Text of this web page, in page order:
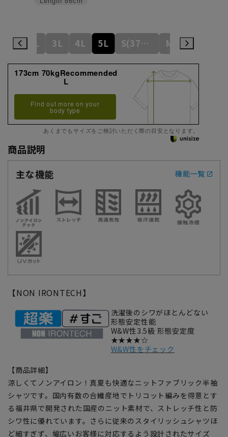
LL 3L 4L 5L S(37cm) M(39cm)
173cm 70kgRecommended
L
Find out more on your
body type
あくまでもサイズをご検討いただく際の目安となります。
商品説明
主な機能
機能一覧
【NON IRONTECH】
洗濯後のシワがほとんどない
形態安定性能
W&W性3.5級 形態安定度
★★★★☆
W&W性をチェック
【商品詳細】
涼しくてノンアイロン！真夏も快適なニットファブリック半袖
シャツです。国内有数の合繊産地でトリコット編みを得意とす
る福井県で開発された国産のニット素材で、ストレッチ性と防
シワ性に優れています。さらに従来のスタイリッシュシャツほ
ど細すぎず、幅広いお客様に対応するよう設計されたサイズ